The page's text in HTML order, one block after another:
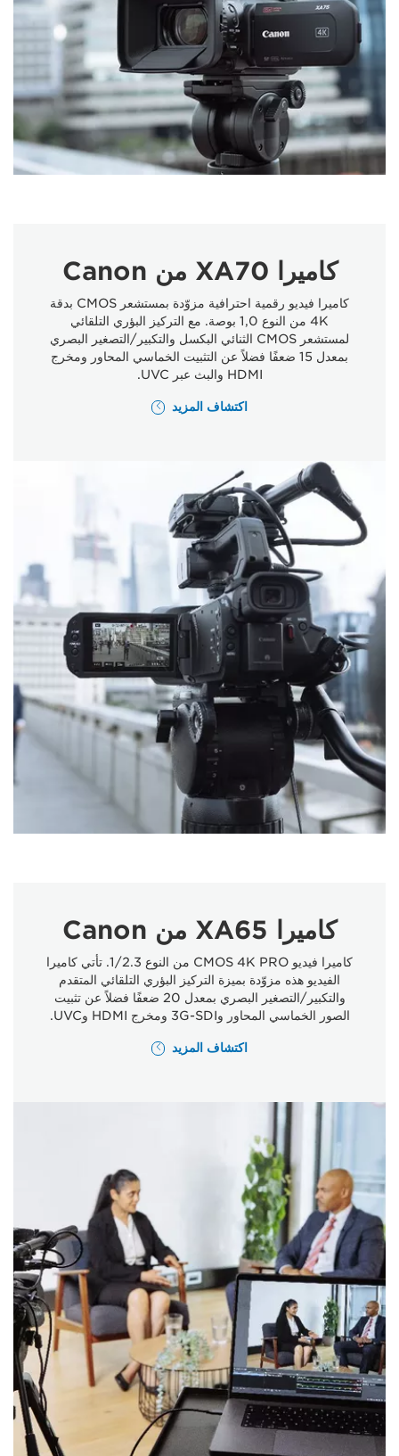
كاميرا XA70 من Canon
كاميرا فيديو رقمية احترافية مزوّدة بمستشعر CMOS بدقة
4K من النوع 1,0 بوصة. مع التركيز البؤري التلقائي
لمستشعر CMOS الثنائي البكسل والتكبير/التصغير البصري
بمعدل 15 ضعفًا فضلاً عن التثبيت الخماسي المحاور ومخرج
HDMI والبث عبر UVC.
اكتشاف المزيد
كاميرا XA65 من Canon
كاميرا فيديو CMOS 4K PRO من النوع 1/2.3. تأتي كاميرا
الفيديو هذه مزوّدة بميزة التركيز البؤري التلقائي المتقدم
والتكبير/التصغير البصري بمعدل 20 ضعفًا فضلاً عن تثبيت
الصور الخماسي المحاور و3G-SDI ومخرج HDMI وUVC.
اكتشاف المزيد